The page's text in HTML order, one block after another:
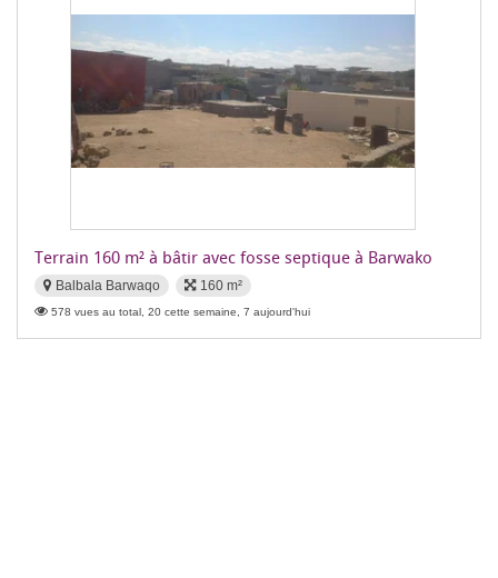
Terrain 160 m² à bâtir avec fosse septique à Barwako
Balbala Barwaqo 160 m²
578 vues au total, 20 cette semaine, 7 aujourd'hui